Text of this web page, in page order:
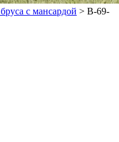
с мансардой > В-69-